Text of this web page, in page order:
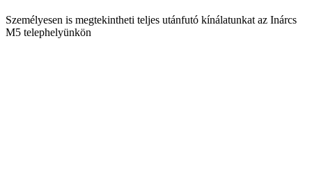
Személyesen is megtekintheti teljes utánfutó kínálatunkat az Inárcs
M5 telephelyünkön